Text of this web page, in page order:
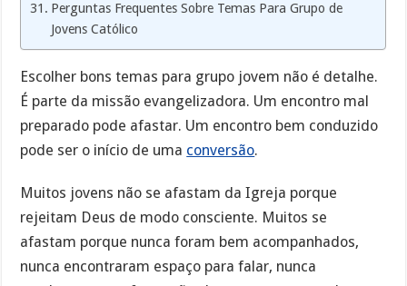
Perguntas Frequentes Sobre Temas Para Grupo de
Jovens Católico
Escolher bons temas para grupo jovem não é detalhe.
É parte da missão evangelizadora. Um encontro mal
preparado pode afastar. Um encontro bem conduzido
pode ser o início de uma conversão.
Muitos jovens não se afastam da Igreja porque
rejeitam Deus de modo consciente. Muitos se
afastam porque nunca foram bem acompanhados,
nunca encontraram espaço para falar, nunca